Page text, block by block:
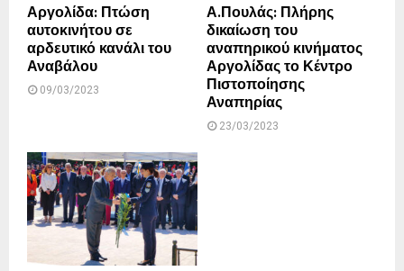
Αργολίδα: Πτώση
αυτοκινήτου σε
αρδευτικό κανάλι του
Αναβάλου
09/03/2023
Α.Πουλάς: Πλήρης
δικαίωση του
αναπηρικού κινήματος
Αργολίδας το Κέντρο
Πιστοποίησης
Αναπηρίας
23/03/2023